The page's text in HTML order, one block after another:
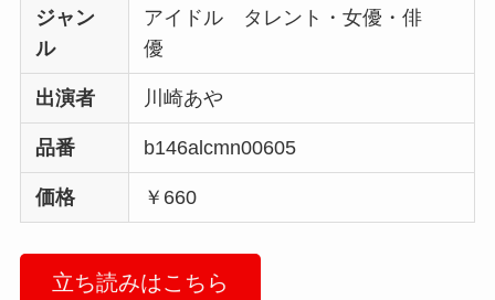
ジャン
ル
アイドル タレント・女優・俳
優
出演者 川崎あや
品番 b146alcmn00605
価格 ￥660
立ち読みはこちら